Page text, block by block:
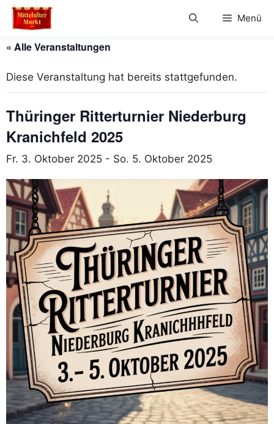
Zum
Inhalt
Menü
« Alle Veranstaltungen
Diese Veranstaltung hat bereits stattgefunden.
Thüringer Ritterturnier Niederburg
Kranichfeld 2025
Fr. 3. Oktober 2025 - So. 5. Oktober 2025